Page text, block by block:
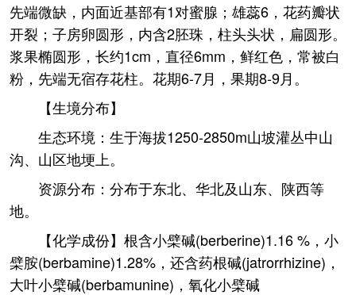
先端微缺，内面近基部有1对蜜腺；雄蕊6，花药瓣状
开裂；子房卵圆形，内含2胚珠，柱头头状，扁圆形。
浆果椭圆形，长约1cm，直径6mm，鲜红色，常被白
粉，先端无宿存花柱。花期6-7月，果期8-9月。
【生境分布】
生态环境：生于海拔1250-2850m山坡灌丛中山
沟、山区地埂上。
资源分布：分布于东北、华北及山东、陕西等
地。
【化学成份】根含小檗碱(berberine)1.16 %，小
檗胺(berbamine)1.28%，还含药根碱(jatrorrhizine)，
大叶小檗碱(berbamunine)，氧化小檗碱